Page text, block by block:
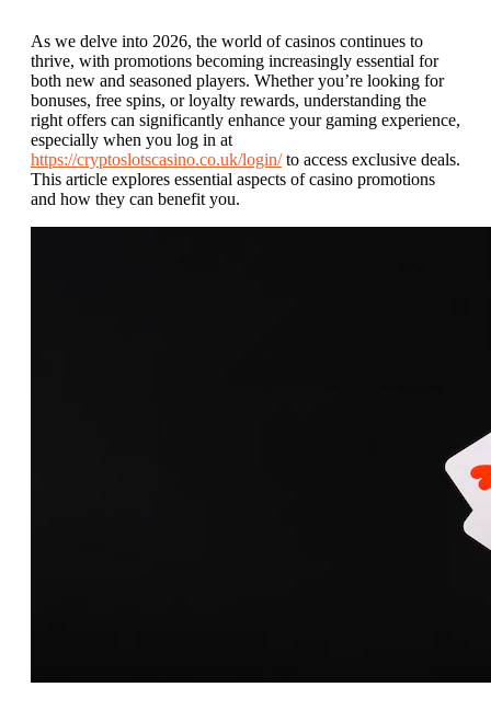
As we delve into 2026, the world of casinos continues to
thrive, with promotions becoming increasingly essential for
both new and seasoned players. Whether you’re looking for
bonuses, free spins, or loyalty rewards, understanding the
right offers can significantly enhance your gaming experience,
especially when you log in at
https://cryptoslotscasino.co.uk/login/to access exclusive deals.
This article explores essential aspects of casino promotions
and how they can benefit you.